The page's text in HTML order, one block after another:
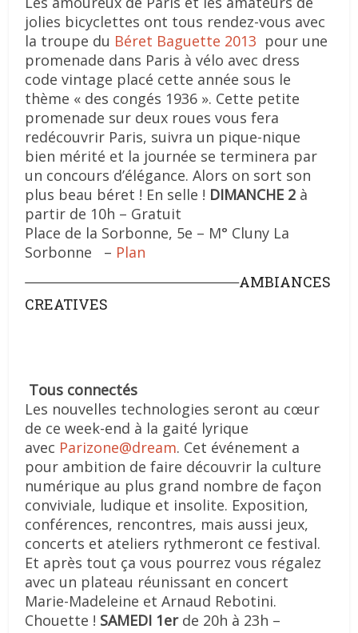
jolies bicyclettes ont tous rendez-vous avec
la troupe du Béret Baguette 2013 pour une
promenade dans Paris à vélo avec dress
code vintage placé cette année sous le
thème « des congés 1936 ». Cette petite
promenade sur deux roues vous fera
redécouvrir Paris, suivra un pique-nique
bien mérité et la journée se terminera par
un concours d’élégance. Alors on sort son
plus beau béret ! En selle ! DIMANCHE 2 à
partir de 10h – Gratuit
Place de la Sorbonne, 5e – M° Cluny La
Sorbonne – Plan
AMBIANCES
CREATIVES
Tous connectés
Les nouvelles technologies seront au cœur
de ce week-end à la gaité lyrique
avec Parizone@dream. Cet événement a
pour ambition de faire découvrir la culture
numérique au plus grand nombre de façon
conviviale, ludique et insolite. Exposition,
conférences, rencontres, mais aussi jeux,
concerts et ateliers rythmeront ce festival.
Et après tout ça vous pourrez vous régalez
avec un plateau réunissant en concert
Marie-Madeleine et Arnaud Rebotini.
Chouette ! SAMEDI 1erde 20h à 23h –